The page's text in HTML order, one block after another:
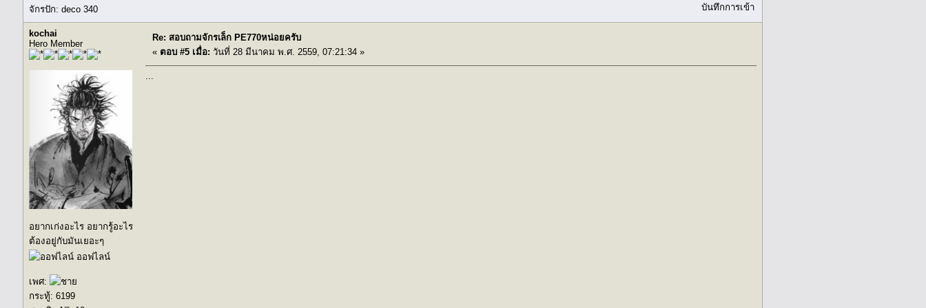
จักรปัก: deco 340
บันทึกการเข้า
kochai
Hero Member
อยากเก่งอะไร อยากรู้อะไร
ต้องอยู่กับมันเยอะๆ
ออฟไลน์
เพศ:
กระทู้: 6199
Re: สอบถามจักรเล็ก PE770หน่อยครับ
« ตอบ #5 เมื่อ: วันที่ 28 มีนาคม พ.ศ. 2559, 07:21:34 »